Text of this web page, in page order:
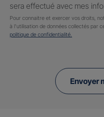
sera effectué avec mes
Pour connaitre et exercer vos droits,
à l'utilisation de données collectés par
politique de confidentialité.
Envoyer